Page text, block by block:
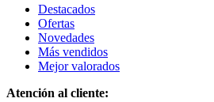
Destacados
Ofertas
Novedades
Más vendidos
Mejor valorados
Atención al cliente: